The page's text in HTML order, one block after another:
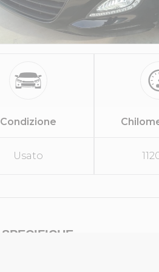
Condizione
Usato
SPECIFICHE